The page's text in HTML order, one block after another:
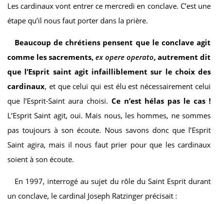
Les cardinaux vont entrer ce mercredi en conclave. C’est une
étape qu’il nous faut porter dans la prière.
Beaucoup de chrétiens pensent que le conclave agit
comme les sacrements, ex opere operato, autrement dit
que l’Esprit saint agit infailliblement sur le choix des
cardinaux, et que celui qui est élu est nécessairement celui
que l’Esprit-Saint aura choisi. Ce n’est hélas pas le cas !
L’Esprit Saint agit, oui. Mais nous, les hommes, ne sommes
pas toujours à son écoute. Nous savons donc que l’Esprit
Saint agira, mais il nous faut prier pour que les cardinaux
soient à son écoute.
En 1997, interrogé au sujet du rôle du Saint Esprit durant
un conclave, le cardinal Joseph Ratzinger précisait :